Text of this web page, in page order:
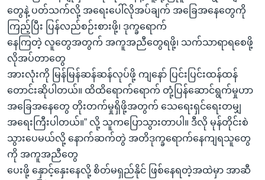
တွေနဲ့ ပတ်သက်လို့ အရေးပေါ်လိုအပ်ချက် အခြေအနေတွေကို
ကြည့်ပြီး ပြန်လည်စဉ်းစားဖို့၊ ဒုက္ခရောက်
နေကြတဲ့ လူတွေအတွက် အကူအညီတွေရဖို့၊ သက်သာရာရစေဖို့
လိုအပ်တာတွေ
အားလုံးကို မြန်မြန်ဆန်ဆန်လုပ်ဖို့ ကျနော် ပြင်းပြင်းထန်ထန်
တောင်းဆိုပါတယ်။ ထိထိရောက်ရောက် တုံ့ပြန်ဆောင်ရွက်မှုဟာ
အခြေအနေတွေ တိုးတက်မှုရှိဖို့အတွက် သေရေးရှင်ရေးတမျှ
အရေးကြီးပါတယ်။” လို့ သူကပြောသွားတာပါ။ ဒီလို မုန်တိုင်းစဲ
သွားပေမယ်လို့ နောက်ဆက်တွဲ အတိဒုက္ခရောက်နေကျရသူတွေ
ကို အကူအညီတွေ
ပေးဖို့ နှောင့်နှေးနေလို့ စိတ်မရှည်နိုင် ဖြစ်နေရတဲ့အထဲမှာ အာဆီ